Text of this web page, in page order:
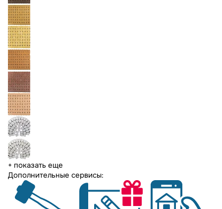
+ показать еще
Дополнительные сервисы: